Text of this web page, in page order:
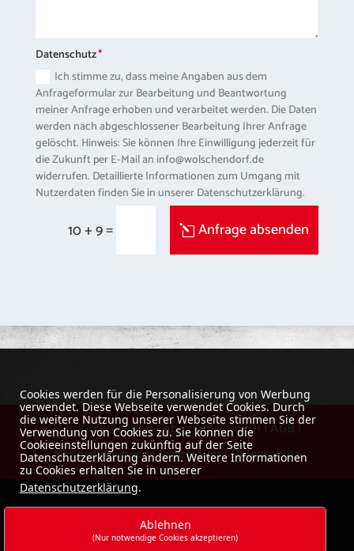
Datenschutz
Ich stimme zu, dass meine Angaben aus dem
Anfrageformular zur Bearbeitung und Beantwortung
meiner Anfrage erhoben und verarbeitet werden. Die Daten
werden nach abgeschlossener Bearbeitung Ihrer Anfrage
gelöscht. Hinweis: Sie können Ihre Einwilligung jederzeit für
die Zukunft per E-Mail an info@wolschendorf.de
widerrufen. Detaillierte Informationen zum Umgang mit
Nutzerdaten finden Sie in unserer Datenschutzerklärung.
10 + 9= Anfrage absenden
H-P. Wolschendorf Gabelstapler GmbH |AGB |
Mietbedingungen|Impressum|Datenschutz
Cookies werden für die Personalisierung von Werbung
verwendet. Diese Webseite verwendet Cookies. Durch
die weitere Nutzung unserer Webseite stimmen Sie der
Verwendung von Cookies zu. Sie können die
Cookieeinstellungen zukünftig auf der Seite
Datenschutzerklärung ändern. Weitere Informationen
zu Cookies erhalten Sie in unserer
Datenschutzerklärung.
Ablehnen
(Nur notwendige Cookies akzeptieren)